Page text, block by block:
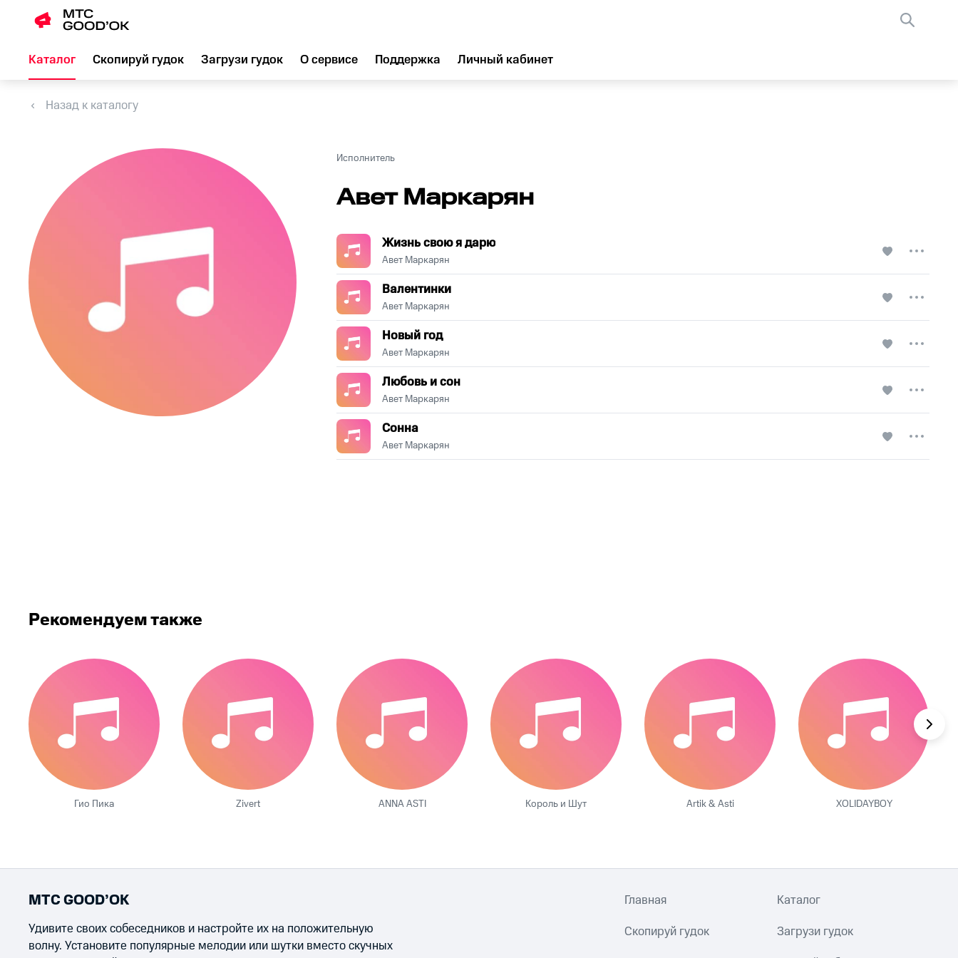
Каталог Скопируй гудок Загрузи гудок О сервисе Поддержка Личный кабинет
Назад к каталогу
Исполнитель
Авет Маркарян
Жизнь свою я дарю
Авет Маркарян
Валентинки
Авет Маркарян
Новый год
Авет Маркарян
Любовь и сон
Авет Маркарян
Сонна
Авет Маркарян
Рекомендуем также
Гио Пика Zivert ANNA ASTI Король и Шут Artik & Asti XOLIDAYBOY
МТС GOOD’OK
Удивите своих собеседников и настройте их на положительную
волну. Установите популярные мелодии или шутки вместо скучных
Главная Каталог
Скопируй гудок Загрузи гудок